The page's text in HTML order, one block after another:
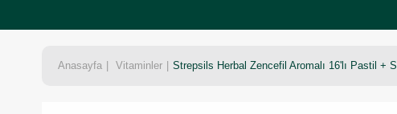
Anasayfa Vitaminler Strepsils Herbal Zencefil Aromalı 16'lı Pastil +